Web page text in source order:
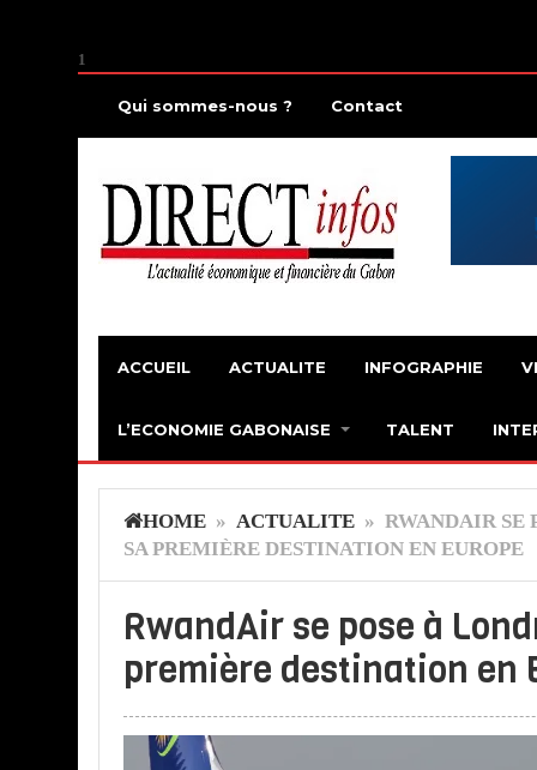
1
Qui sommes-nous ? Contact
ACCUEIL ACTUALITE INFOGRAPHIE
L’ECONOMIE GABONAISE TALENT
HOME » ACTUALITE » RWANDAIR SE
SA PREMIÈRE DESTINATION EN EUROPE
RwandAir se pose à
première destination en